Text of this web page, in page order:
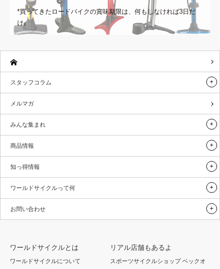
*買ってきたロードバイクの賞味期限は、何もしなければ3日だ
け。
スタッフコラム
メルマガ
みんな集まれ
商品情報
知っ得情報
ワールドサイクルって何
お問い合わせ
ワールドサイクルとは
ワールドサイクルについて
リアル店舗もあるよ
スポーツサイクルショップ ベックオ